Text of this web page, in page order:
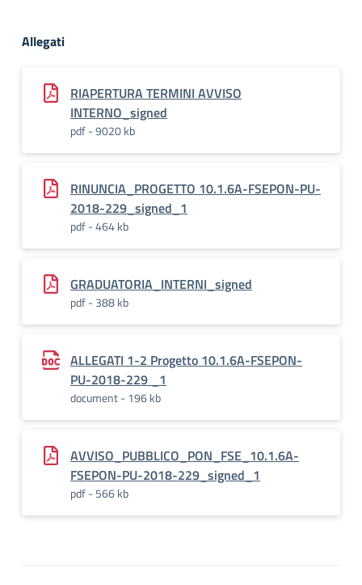
Allegati
RIAPERTURA TERMINI AVVISO
INTERNO_signed
pdf - 9020 kb
RINUNCIA_PROGETTO 10.1.6A-FSEPON-PU-
2018-229_signed_1
pdf - 464 kb
GRADUATORIA_INTERNI_signed
pdf - 388 kb
ALLEGATI 1-2 Progetto 10.1.6A-FSEPON-
PU-2018-229 _1
document - 196 kb
AVVISO_PUBBLICO_PON_FSE_10.1.6A-
FSEPON-PU-2018-229_signed_1
pdf - 566 kb